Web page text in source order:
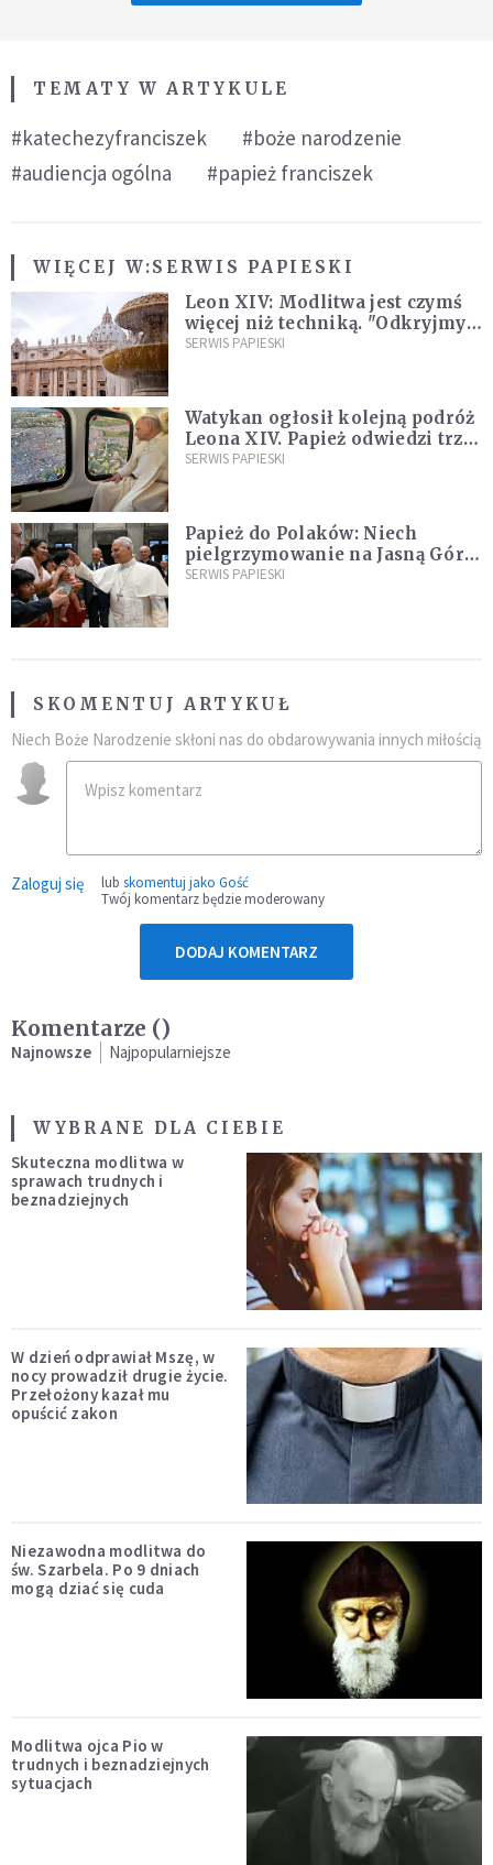
TEMATY W ARTYKULE
#katechezyfranciszek
#boże narodzenie
#audiencja ogólna
#papież franciszek
WIĘCEJ W:SERWIS PAPIESKI
Leon XIV: Modlitwa jest czymś
więcej niż techniką. "Odkryjmy
ją na nowo"
SERWIS PAPIESKI
Watykan ogłosił kolejną podróż
Leona XIV. Papież odwiedzi trzy
kraje Ameryki Południowej
SERWIS PAPIESKI
Papież do Polaków: Niech
pielgrzymowanie na Jasną Górę
umocni wiarę i nadzieję
SERWIS PAPIESKI
SKOMENTUJ ARTYKUŁ
Niech Boże Narodzenie skłoni nas do obdarowywania innych miłością
Zaloguj się lub skomentuj jako Gość
Twój komentarz będzie moderowany
DODAJ KOMENTARZ
Komentarze ()
Najnowsze Najpopularniejsze
WYBRANE DLA CIEBIE
Skuteczna modlitwa w
sprawach trudnych i
beznadziejnych
W dzień odprawiał Mszę, w
nocy prowadził drugie życie.
Przełożony kazał mu
opuścić zakon
Niezawodna modlitwa do
św. Szarbela. Po 9 dniach
mogą dziać się cuda
Modlitwa ojca Pio w
trudnych i beznadziejnych
sytuacjach